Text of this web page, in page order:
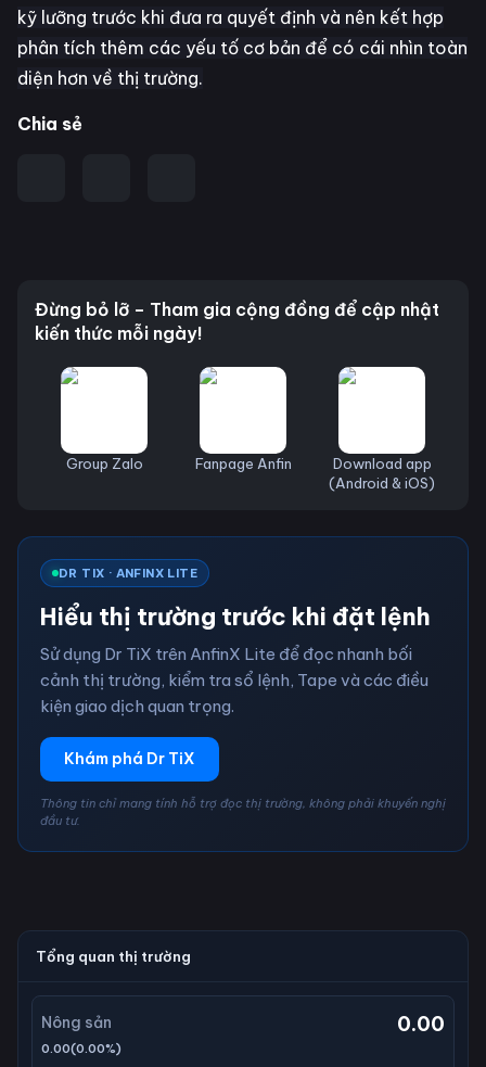
kỹ lưỡng trước khi đưa ra quyết định và nên kết hợp
phân tích thêm các yếu tố cơ bản để có cái nhìn toàn
diện hơn về thị trường.
Chia sẻ
Đừng bỏ lỡ – Tham gia cộng đồng để cập nhật
kiến thức mỗi ngày!
Group Zalo Fanpage Anfin
Download app
(Android & iOS)
DR TIX · ANFINX LITE
Hiểu thị trường trước khi đặt lệnh
Sử dụng Dr TiX trên AnfinX Lite để đọc nhanh bối
cảnh thị trường, kiểm tra sổ lệnh, Tape và các điều
kiện giao dịch quan trọng.
Khám phá Dr TiX
Thông tin chỉ mang tính hỗ trợ đọc thị trường, không phải khuyến nghị
đầu tư.
Tổng quan thị trường
Nông sản 0.00
0.00(0.00%)